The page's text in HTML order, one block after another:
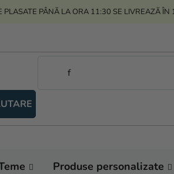
PLASATE PÂNĂ LA ORA 11:30 SE LIVREAZĂ ÎN
Produse personalizate